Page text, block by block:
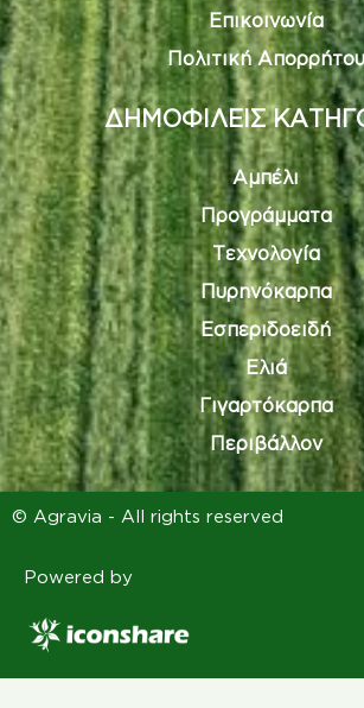
Επικοινωνία
Πολιτική Απορρήτου
ΔΗΜΟΦΙΛΕΙΣ
Αμπέλι
Προγράμματα
Τεχνολογία
Πυρηνόκαρπα
Εσπεριδοειδή
Ελιά
Γιγαρτόκαρπα
Περιβάλλον
© Agravia - All rights reserved
Powered by